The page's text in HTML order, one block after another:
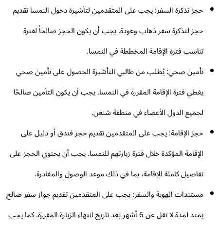
حجز تذكرة السفر: يجب على المتقدمين لتأشيرة دخول النمسا تقديم
حجز لتذكرة سفر ذهاب وعودة. يجب أن يكون الحجز صالحاً لفترة
تناسب فترة الإقامة المخططة في النمسا.
تأمين صحي: يُطلب من طالبي التأشيرة الحصول على تأمين صحي
يغطي فترة الإقامة المقررة في النمسا. يجب أن يكون التأمين صالحًا
لجميع الدول الأعضاء في منطقة شنغن.
حجز الإقامة: يجب على المتقدمين تقديم حجز فندق أو دليل على
الإقامة المؤكدة خلال فترة زيارتهم للنمسا. يجب أن يحتوي الحجز على
تفاصيل كاملة للإقامة، بما في ذلك موعد الوصول والمغادرة.
مستندات الهوية والسفر: يجب على المتقدمين تقديم جواز سفر صالح
يمتد لمدة لا تقل عن 6 أشهر بعد تاريخ انتهاء الزيارة المقررة. كما يجب